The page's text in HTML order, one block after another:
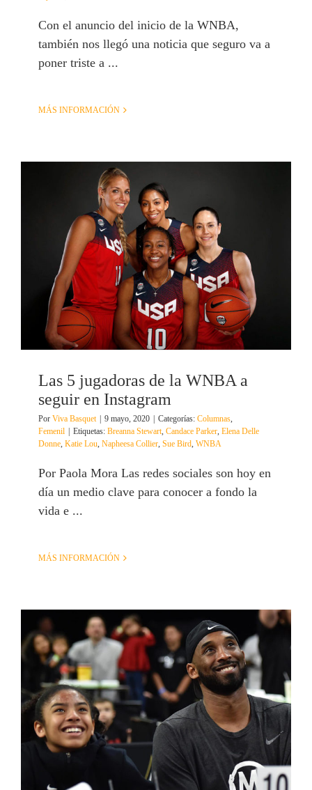
Con el anuncio del inicio de la WNBA,
también nos llegó una noticia que seguro va a
poner triste a ...
MÁS INFORMACIÓN
Las 5 jugadoras de la WNBA a
seguir en Instagram
Por Viva Basquet | 9 mayo, 2020 | Categorías: Columnas
Femenil | Etiquetas: Breanna Stewart Candace Parker Elena Delle
Donne Katie Lou Napheesa Collier Sue Bird WNBA
Por Paola Mora Las redes sociales son hoy en
día un medio clave para conocer a fondo la
vida e ...
MÁS INFORMACIÓN